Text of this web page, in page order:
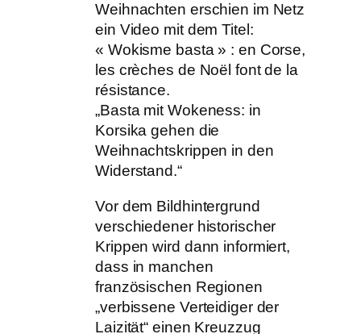
Weihnachten erschien im Netz
ein Video mit dem Titel:
« Wokisme basta » : en Corse,
les crèches de Noël font de la
résistance.
„Basta mit Wokeness: in
Korsika gehen die
Weihnachtskrippen in den
Widerstand.“
Vor dem Bildhintergrund
verschiedener historischer
Krippen wird dann informiert,
dass in manchen
französischen Regionen
„verbissene Verteidiger der
Laizität“ einen Kreuzzug